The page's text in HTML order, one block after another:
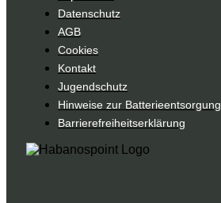
Datenschutz
AGB
Cookies
Kontakt
Jugendschutz
Hinweise zur Batterieentsorgung
Barrierefreiheitserklärung